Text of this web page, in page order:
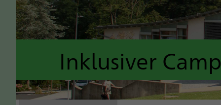
Inklusiver